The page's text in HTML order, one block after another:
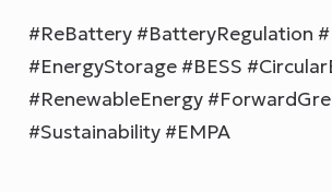
#ReBattery #BatteryRegulation
#EnergyStorage #BESS
#RenewableEnergy
#Sustainability #EMPA